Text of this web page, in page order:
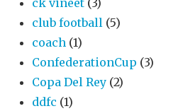
club football (5)
coach (1)
ConfederationCup (3)
Copa Del Rey (2)
ddfc (1)